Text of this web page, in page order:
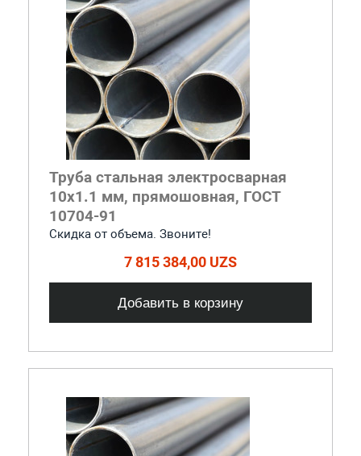
Труба стальная электросварная
10x1.1 мм, прямошовная, ГОСТ
10704-91
Скидка от объема. Звоните!
7 815 384,00 UZS
Добавить в корзину